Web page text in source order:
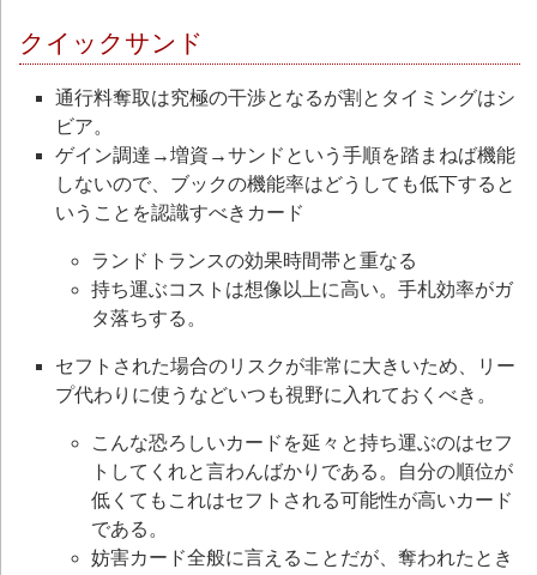
クイックサンド
通行料奪取は究極の干渉となるが割とタイミングはシ
ビア。
ゲイン調達→増資→サンドという手順を踏まねば機能
しないので、ブックの機能率はどうしても低下すると
いうことを認識すべきカード
ランドトランスの効果時間帯と重なる
持ち運ぶコストは想像以上に高い。手札効率がガ
タ落ちする。
セフトされた場合のリスクが非常に大きいため、リー
プ代わりに使うなどいつも視野に入れておくべき。
こんな恐ろしいカードを延々と持ち運ぶのはセフ
トしてくれと言わんばかりである。自分の順位が
低くてもこれはセフトされる可能性が高いカード
である。
妨害カード全般に言えることだが、奪われたとき